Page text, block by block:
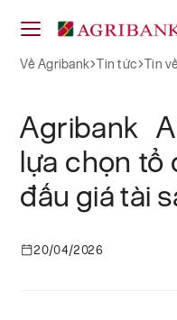
Về Agribank Tin tức Tin
Agribank
lựa chọn tổ
đấu giá tài
20/04/2026